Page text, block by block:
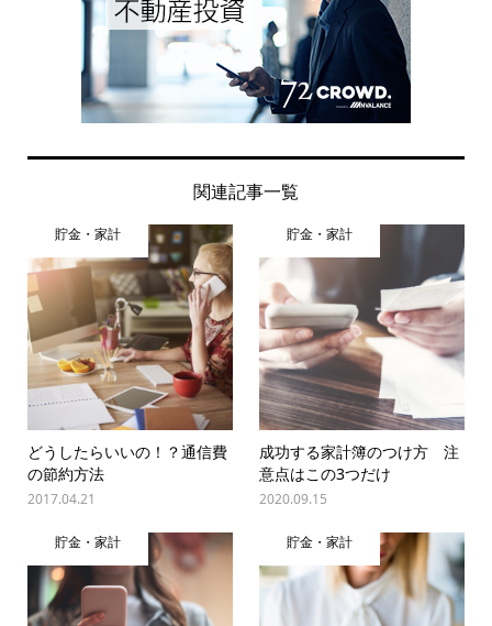
関連記事一覧
貯金・家計
どうしたらいいの！？通信費
の節約方法
2017.04.21
貯金・家計
成功する家計簿のつけ方 注
意点はこの3つだけ
2020.09.15
貯金・家計 貯金・家計